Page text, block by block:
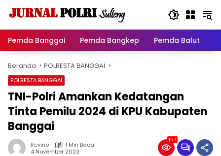
Pemda Banggai
Pemda Bangkep Pemda Balut
Beranda POLRESTA BANGGAI
POLRESTA BANGGAI
TNI-Polri Amankan Kedatangan
Tinta Pemilu 2024 di KPU Kabupaten
Banggai
Revino
1 Min Baca
4 November 2023
197